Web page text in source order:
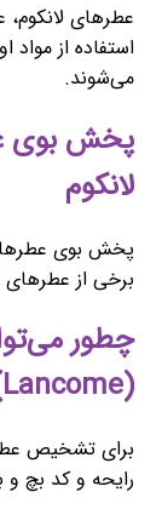
عطرهای
استفاده از
می‌شوند.
لانکوم
پخش بوی
برخی از عطرهای
چطور
(Lancome) لانکوم را تشخیص داد؟
برای تشخیص
رایحه و کد بچ و